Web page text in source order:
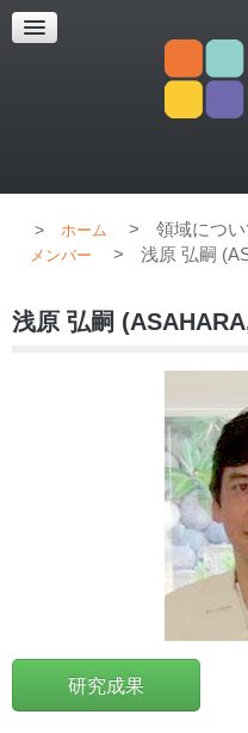
超解像顕微鏡
超解像顕微鏡の紹介
ホーム > 領域につい
メンバー > 浅原 弘嗣
浅原 弘嗣
研究成果